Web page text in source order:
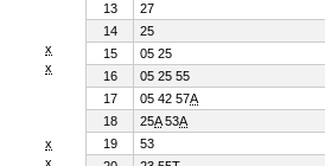
x
x
x
x
13
27
14
25
15
05 25
16
05 25 55
17
05 42 57A
18
25A53A
19
53